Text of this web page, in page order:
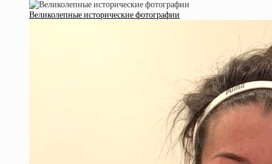
Великолепные исторические фотографии